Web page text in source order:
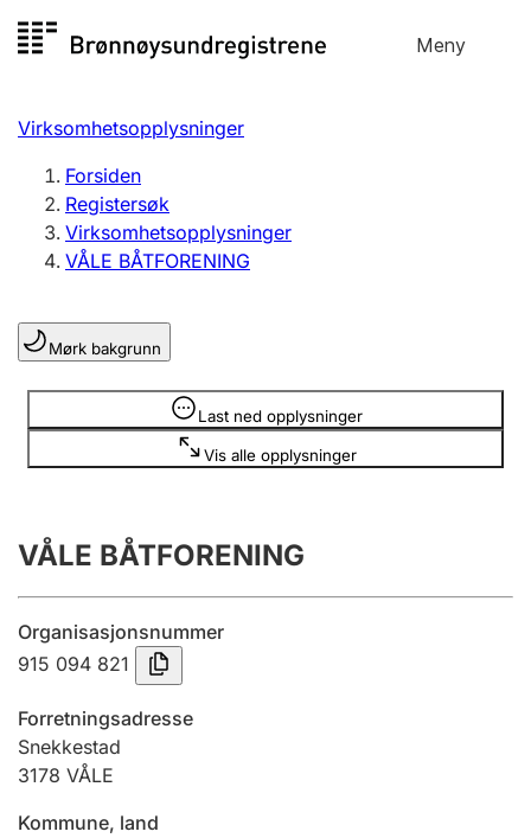
til
Meny
Registersøk
Aksjeselskap
Enkeltpersonforetak
Registrere, endre, slette
Lag og forening
Registrere, endre, slette
Innsending og forsinkelsesgebyr
Tinglysing
Jeger
Virksomhetsopplysninger
Forsiden
Registersøk
Virksomhetsopplysninger
VÅLE BÅTFORENING
Mørk bakgrunn
Last ned opplysninger
Vis alle opplysninger
Opplysninger er skjult
VÅLE BÅTFORENING
Organisasjonsnummer
915 094 821
Forretningsadresse
Snekkestad
3178 VÅLE
Kommune, land